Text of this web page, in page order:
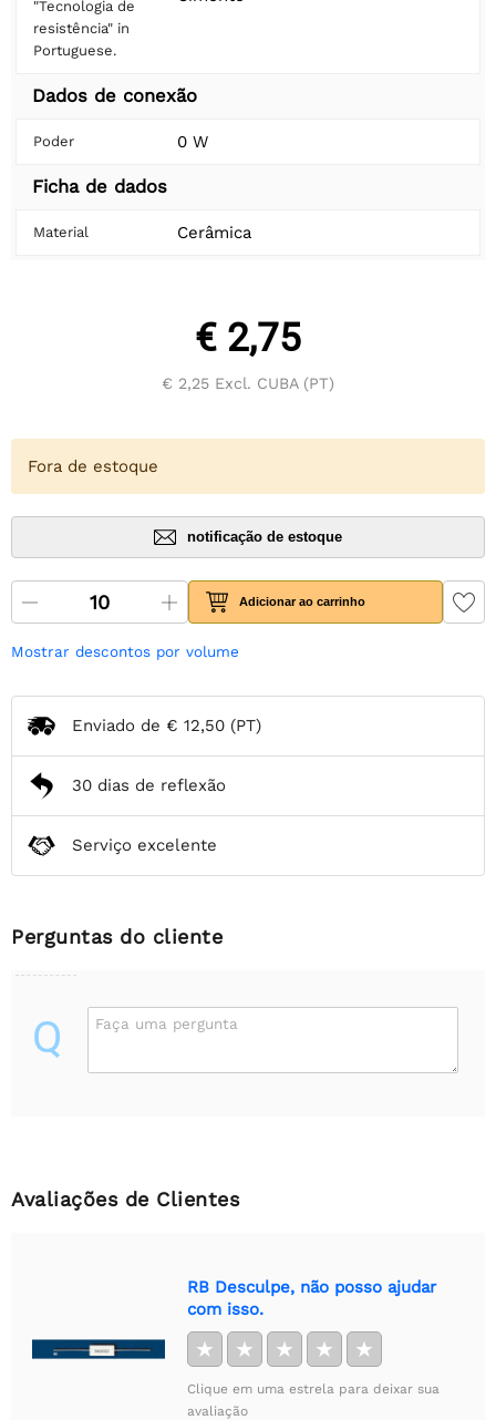
"Tecnologia de
resistência" in
Portuguese.
Dados de conexão
Poder 0 W
Ficha de dados
Material Cerâmica
€ 2,75
€ 2,25 Excl. CUBA (PT)
Fora de estoque
notificação de estoque
Adicionar ao carrinho
Mostrar descontos por volume
Enviado de € 12,50 (PT)
30 dias de reflexão
Serviço excelente
Perguntas do cliente
Q Faça uma pergunta
Avaliações de Clientes
RB Desculpe, não posso ajudar
com isso.
★ ★ ★ ★ ★
Clique em uma estrela para deixar sua
avaliação